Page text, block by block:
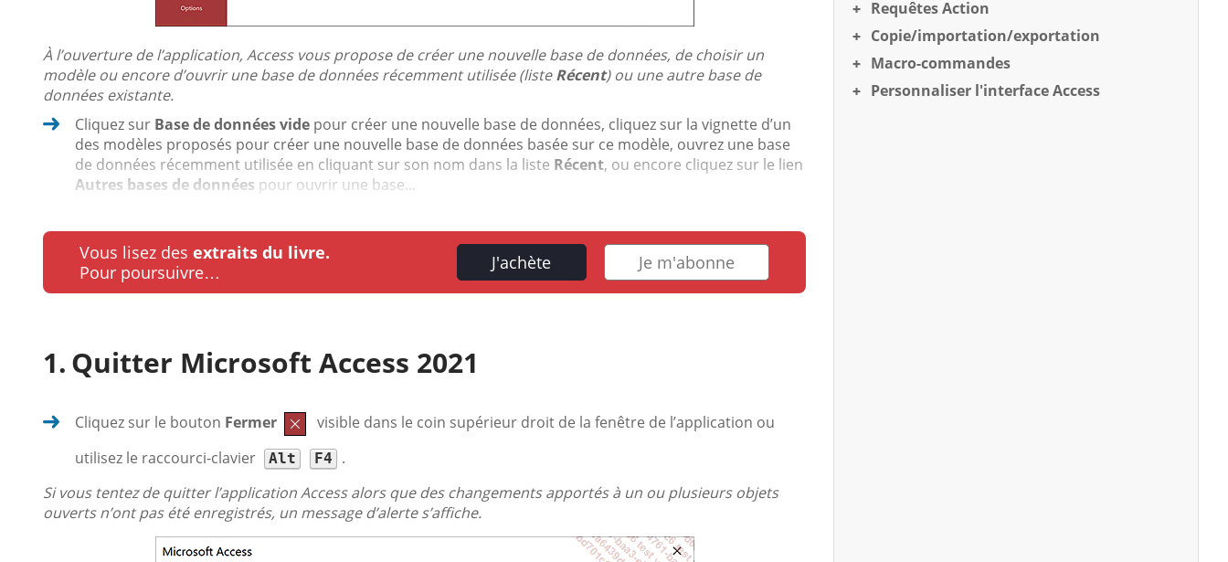
À l’ouverture de l’application, Access vous propose de créer une nouvelle base de données, de choisir un
modèle ou encore d’ouvrir une base de données récemment utilisée (listeRécent) ou une autre base de
données existante.
Cliquez sur Base de données vide pour créer une nouvelle base de données, cliquez sur la vignette d’un
des modèles proposés pour créer une nouvelle base de données basée sur ce modèle, ouvrez une base
de données récemment utilisée en cliquant sur son nom dans la liste Récent, ou encore cliquez sur le lien
Autres bases de données pour ouvrir une base...
Vous lisez des extraits du livre.
Pour poursuivre…
J'achète Je m'abonne
Quitter Microsoft Access 2021
Cliquez sur le bouton Fermer
visible dans le coin supérieur droit de la fenêtre de l’application ou
utilisez le raccourci-clavier
Alt F4
.
Si vous tentez de quitter l’application Access alors que des changements apportés à un ou plusieurs objets
ouverts n’ont pas été enregistrés, un message d’alerte s’affiche.
Requêtes Action
Copie/importation/exportation
Macro-commandes
Personnaliser l'interface Access